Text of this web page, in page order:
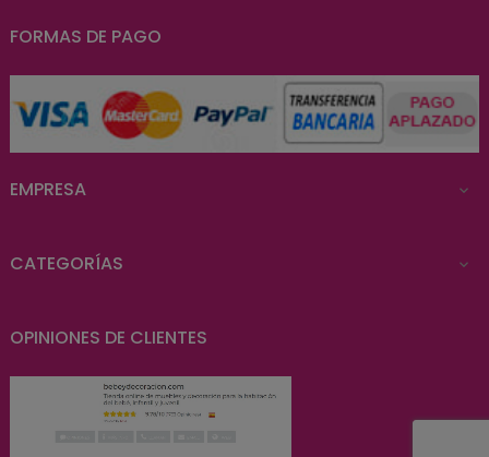
FORMAS DE PAGO
EMPRESA 
CATEGORÍAS 
OPINIONES DE CLIENTES